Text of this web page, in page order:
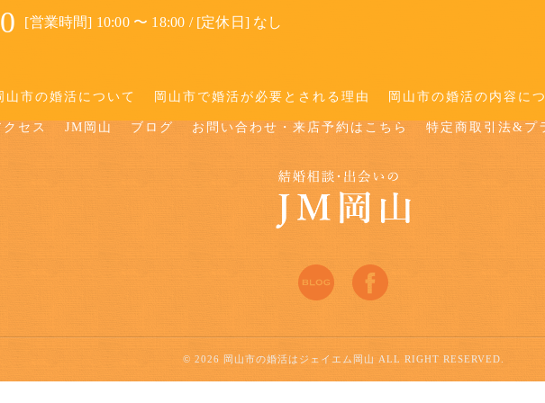
[営業時間] 10:00 〜 18:00 / [定休日] なし
山市の婚活について 岡山市で婚活が必要とされる理由 岡山市の婚活の内容に
クセス JM岡山 ブログ お問い合わせ・来店予約はこちら 特定商取引法&プ
© 2026 岡山市の婚活はジェイエム岡山 ALL RIGHT RESERVED.